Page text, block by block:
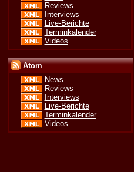
Reviews
Interviews
Live-Berichte
Terminkalender
Videos
Atom
News
Reviews
Interviews
Live-Berichte
Terminkalender
Videos